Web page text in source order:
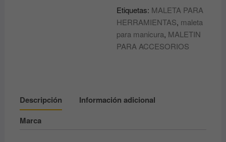
PRODUCTOS
DE
PELUQUERÍA
O
Etiquetas: MALETA PARA
HERRAMIENTAS, maleta
para manicura, MALETIN
PARA ACCESORIOS
Descripción
Información adicional
Marca